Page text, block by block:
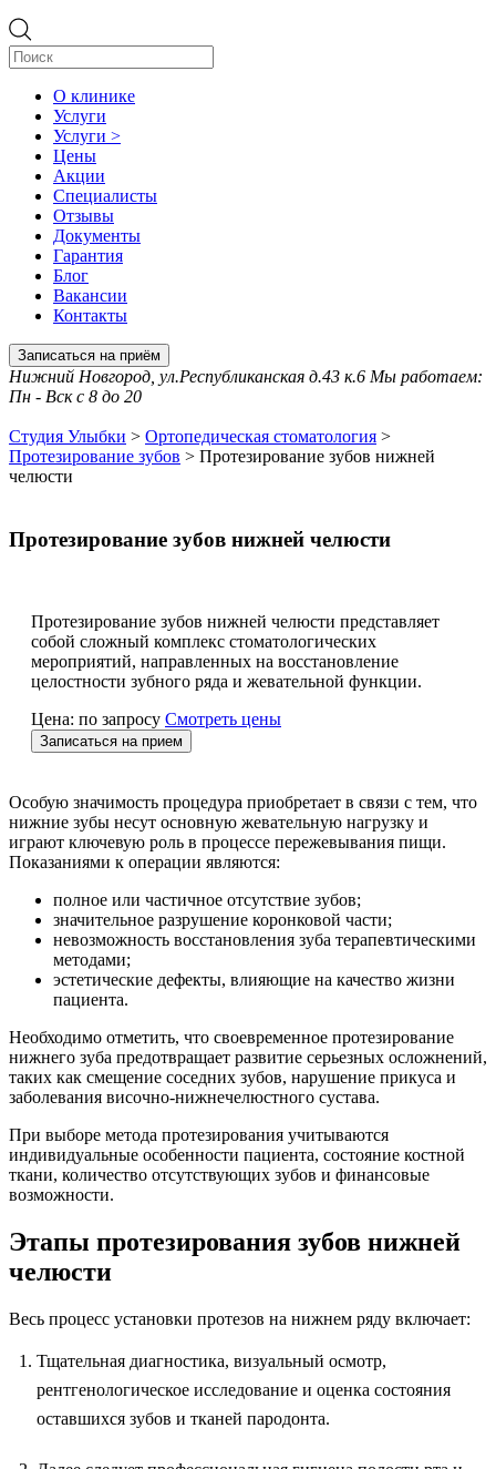
О клинике
Услуги
Услуги >
Цены
Акции
Специалисты
Отзывы
Документы
Гарантия
Блог
Вакансии
Контакты
Записаться на приём
Нижний Новгород, ул.Республиканская д.43 к.6 Мы работаем:
Пн - Вск с 8 до 20
Студия Улыбки > Ортопедическая стоматология >
Протезирование зубов > Протезирование зубов нижней
челюсти
Протезирование зубов нижней челюсти
Протезирование зубов нижней челюсти представляет
собой сложный комплекс стоматологических
мероприятий, направленных на восстановление
целостности зубного ряда и жевательной функции.
Цена: по запросу Смотреть цены
Записаться на прием
Особую значимость процедура приобретает в связи с тем, что
нижние зубы несут основную жевательную нагрузку и
играют ключевую роль в процессе пережевывания пищи.
Показаниями к операции являются:
полное или частичное отсутствие зубов;
значительное разрушение коронковой части;
невозможность восстановления зуба терапевтическими
методами;
эстетические дефекты, влияющие на качество жизни
пациента.
Необходимо отметить, что своевременное протезирование
нижнего зуба предотвращает развитие серьезных осложнений,
таких как смещение соседних зубов, нарушение прикуса и
заболевания височно-нижнечелюстного сустава.
При выборе метода протезирования учитываются
индивидуальные особенности пациента, состояние костной
ткани, количество отсутствующих зубов и финансовые
возможности.
Этапы протезирования зубов нижней
челюсти
Весь процесс установки протезов на нижнем ряду включает:
Тщательная диагностика, визуальный осмотр,
рентгенологическое исследование и оценка состояния
оставшихся зубов и тканей пародонта.